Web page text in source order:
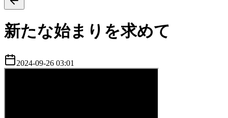
新たな始まりを求めて
2024-09-26 03:01